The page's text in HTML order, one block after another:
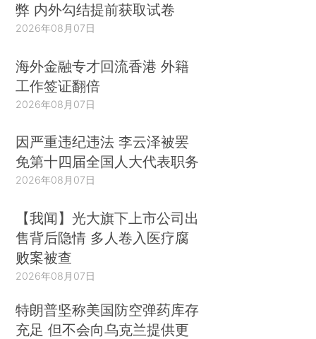
弊 内外勾结提前获取试卷
2026年08月07日
海外金融专才回流香港 外籍
工作签证翻倍
2026年08月07日
因严重违纪违法 李云泽被罢
免第十四届全国人大代表职务
2026年08月07日
【我闻】光大旗下上市公司出
售背后隐情 多人卷入医疗腐
败案被查
2026年08月07日
特朗普坚称美国防空弹药库存
充足 但不会向乌克兰提供更